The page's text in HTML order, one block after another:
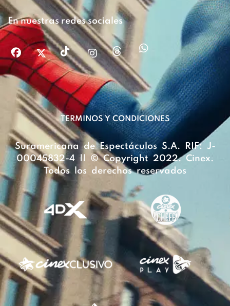
En nuestras redes sociales
TERMINOS Y CONDICIONES
Suramericana de Espectáculos S.A. RIF: J-
00045832-4 || © Copyright 2022. Cinex.
Todos los derechos reservados